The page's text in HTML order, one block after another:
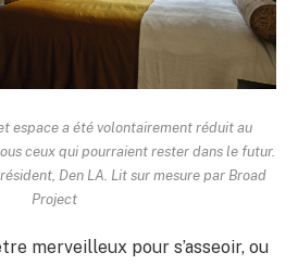
espace a été volontairement réduit au
ceux qui pourraient rester dans le futur.
Den LA. Lit sur mesure par Broad
Project
merveilleux pour s’asseoir, ou